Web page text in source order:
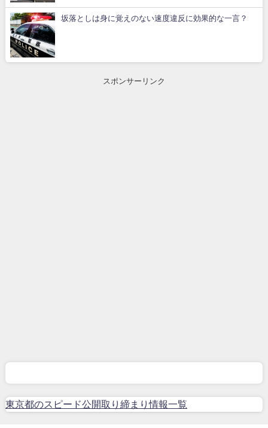
坂落としは身に覚えのない速度違反に効果的な一言？
スポンサーリンク
東京都のスピード公開取り締まり情報一覧